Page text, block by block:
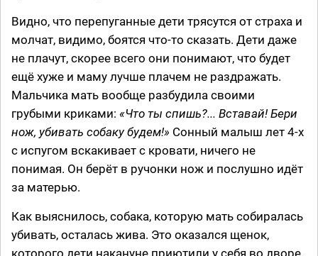
Видно, что перепуганные дети трясутся от страха и
молчат, видимо, боятся что-то сказать. Дети даже
не плачут, скорее всего они понимают, что будет
ещё хуже и маму лучше плачем не раздражать.
Мальчика мать вообще разбудила своими
грубыми криками: «Что ты спишь?... Вставай! Бери
нож, убивать собаку будем!» Сонный малыш лет 4-х
с испугом вскакивает с кровати, ничего не
понимая. Он берёт в ручонки нож и послушно идёт
за матерью.
Как выяснилось, собака, которую мать собиралась
убивать, осталась жива. Это оказался щенок,
которого дети накануне приютили у себя во дворе.